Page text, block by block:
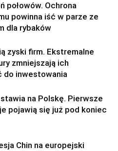
połowów. Ochrona
powinna iść w parze ze
dla rybaków
zyski firm. Ekstremalne
zmniejszają ich
do inwestowania
na Polskę. Pierwsze
pojawią się już pod koniec
Chin na europejski